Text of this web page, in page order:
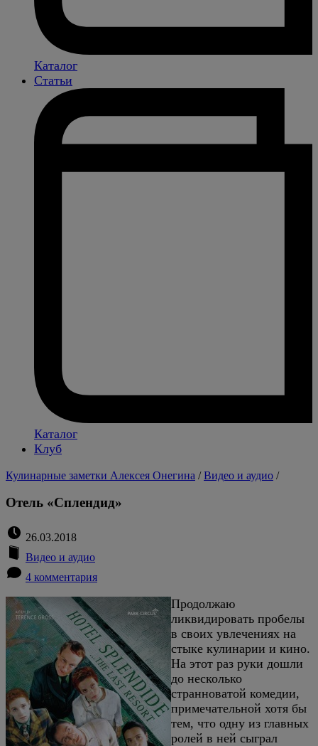
Каталог
Статьи
Каталог
Клуб
Кулинарные заметки Алексея Онегина /Видео и аудио /
Отель «Сплендид»
26.03.2018
Видео и аудио
4 комментария
Продолжаю
ликвидировать пробелы
в своих увлечениях на
стыке кулинарии и кино.
На этот раз руки дошли
до несколько
странноватой комедии,
примечательной хотя бы
тем, что одну из главных
ролей в ней сыграл